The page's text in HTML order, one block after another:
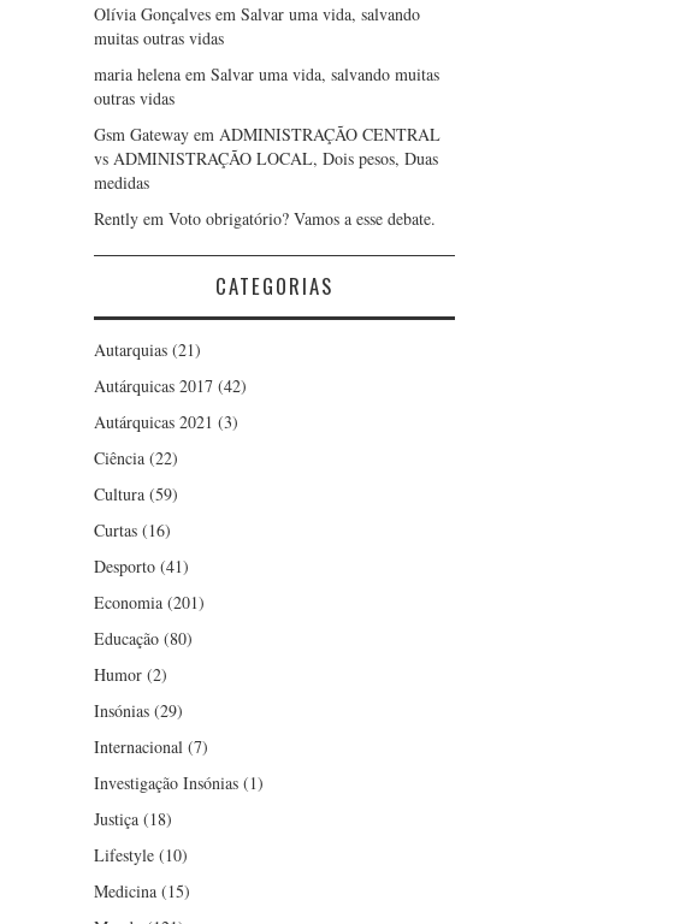
Olívia Gonçalves em Salvar uma vida, salvando
muitas outras vidas
maria helena em Salvar uma vida, salvando muitas
outras vidas
Gsm Gateway em ADMINISTRAÇÃO CENTRAL
vs ADMINISTRAÇÃO LOCAL, Dois pesos, Duas
medidas
Rently em Voto obrigatório? Vamos a esse debate.
CATEGORIAS
Autarquias (21)
Autárquicas 2017 (42)
Autárquicas 2021 (3)
Ciência (22)
Cultura (59)
Curtas (16)
Desporto (41)
Economia (201)
Educação (80)
Humor (2)
Insónias (29)
Internacional (7)
Investigação Insónias (1)
Justiça (18)
Lifestyle (10)
Medicina (15)